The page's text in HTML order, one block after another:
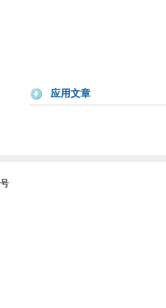
应用文章